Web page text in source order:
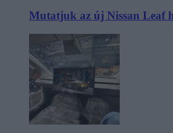
Mutatjuk az új Nissan Leaf